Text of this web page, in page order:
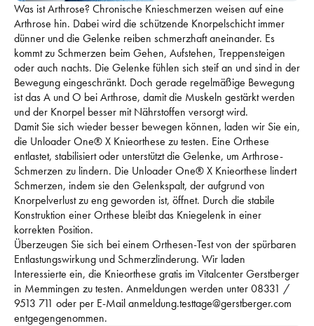
Was ist Arthrose? Chronische Knieschmerzen weisen auf eine
Arthrose hin. Dabei wird die schützende Knorpelschicht immer
dünner und die Gelenke reiben schmerzhaft aneinander. Es
kommt zu Schmerzen beim Gehen, Aufstehen, Treppensteigen
oder auch nachts. Die Gelenke fühlen sich steif an und sind in der
Bewegung eingeschränkt. Doch gerade regelmäßige Bewegung
ist das A und O bei Arthrose, damit die Muskeln gestärkt werden
und der Knorpel besser mit Nährstoffen versorgt wird.
Damit Sie sich wieder besser bewegen können, laden wir Sie ein,
die Unloader One® X Knieorthese zu testen. Eine Orthese
entlastet, stabilisiert oder unterstützt die Gelenke, um Arthrose-
Schmerzen zu lindern. Die Unloader One® X Knieorthese lindert
Schmerzen, indem sie den Gelenkspalt, der aufgrund von
Knorpelverlust zu eng geworden ist, öffnet. Durch die stabile
Konstruktion einer Orthese bleibt das Kniegelenk in einer
korrekten Position.
Überzeugen Sie sich bei einem Orthesen-Test von der spürbaren
Entlastungswirkung und Schmerzlinderung. Wir laden
Interessierte ein, die Knieorthese gratis im Vitalcenter Gerstberger
in Memmingen zu testen. Anmeldungen werden unter 08331 /
9513 711 oder per E-Mail anmeldung.testtage@gerstberger.com
entgegengenommen.